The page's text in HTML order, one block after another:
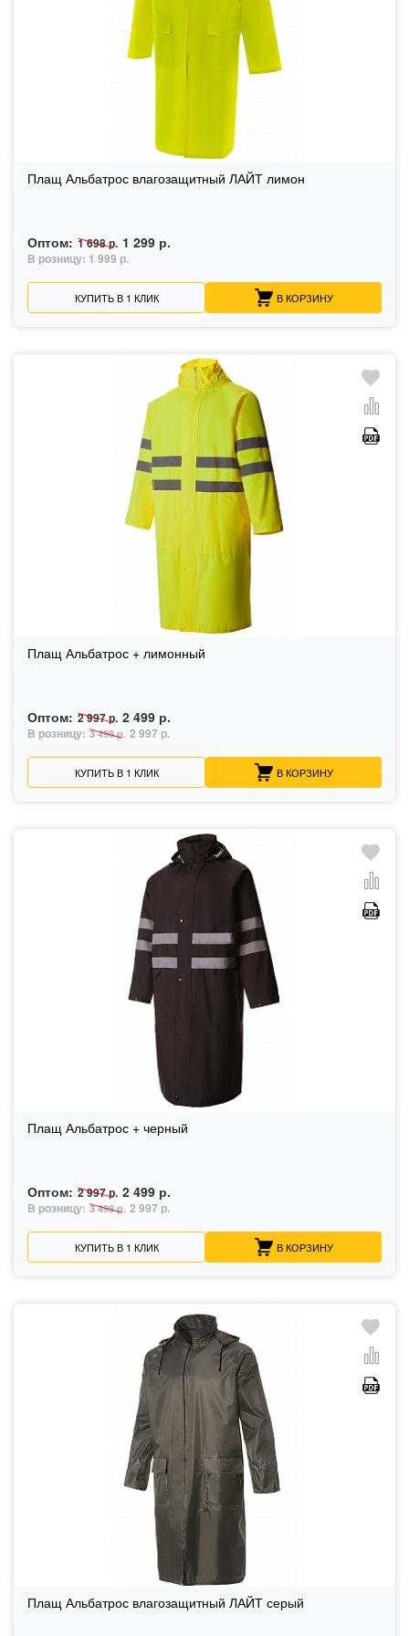
Плащ Альбатрос влагозащитный ЛАЙТ лимон
Оптом: 1 698 р. 1 299 р.
В розницу: 1 999 р.
КУПИТЬ В 1 КЛИК В КОРЗИНУ
Плащ Альбатрос + лимонный
Оптом: 2 997 р. 2 499 р.
В розницу: 3 498 р. 2 997 р.
КУПИТЬ В 1 КЛИК В КОРЗИНУ
Плащ Альбатрос + черный
Оптом: 2 997 р. 2 499 р.
В розницу: 3 498 р. 2 997 р.
КУПИТЬ В 1 КЛИК В КОРЗИНУ
Плащ Альбатрос влагозащитный ЛАЙТ серый